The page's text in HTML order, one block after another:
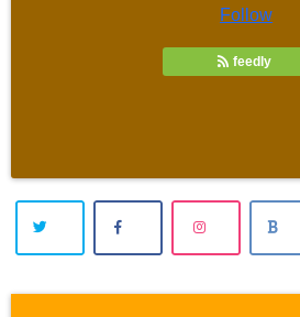
Follow
feedly